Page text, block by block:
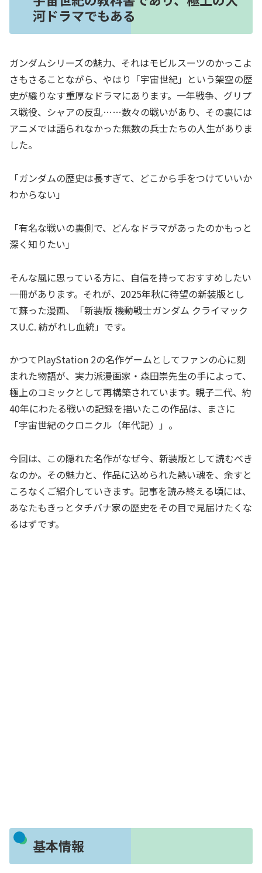
河ドラマでもある
ガンダムシリーズの魅力、それはモビルスーツのかっこよ
さもさることながら、やはり「宇宙世紀」という架空の歴
史が織りなす重厚なドラマにあります。一年戦争、グリプ
ス戦役、シャアの反乱……数々の戦いがあり、その裏には
アニメでは語られなかった無数の兵士たちの人生がありま
した。
「ガンダムの歴史は長すぎて、どこから手をつけていいか
わからない」
「有名な戦いの裏側で、どんなドラマがあったのかもっと
深く知りたい」
そんな風に思っている方に、自信を持っておすすめしたい
一冊があります。それが、2025年秋に待望の新装版とし
て蘇った漫画、「新装版 機動戦士ガンダム クライマック
スU.C. 紡がれし血統」です。
かつてPlayStation 2の名作ゲームとしてファンの心に刻
まれた物語が、実力派漫画家・森田崇先生の手によって、
極上のコミックとして再構築されています。親子二代、約
40年にわたる戦いの記録を描いたこの作品は、まさに
「宇宙世紀のクロニクル（年代記）」。
今回は、この隠れた名作がなぜ今、新装版として読むべき
なのか。その魅力と、作品に込められた熱い魂を、余すと
ころなくご紹介していきます。記事を読み終える頃には、
あなたもきっとタチバナ家の歴史をその目で見届けたくな
るはずです。
基本情報